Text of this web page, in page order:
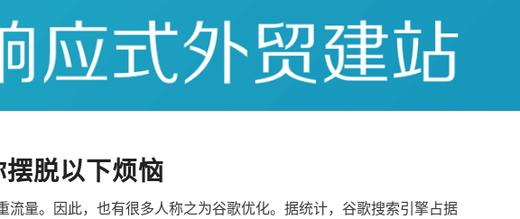
脱以下烦恼
量。因此，也有很多人称之为谷歌优化。据统计，谷歌搜索引擎占据